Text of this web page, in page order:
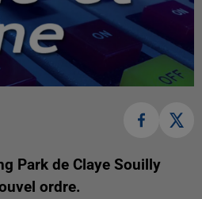
Park de Claye Souilly
ordre.